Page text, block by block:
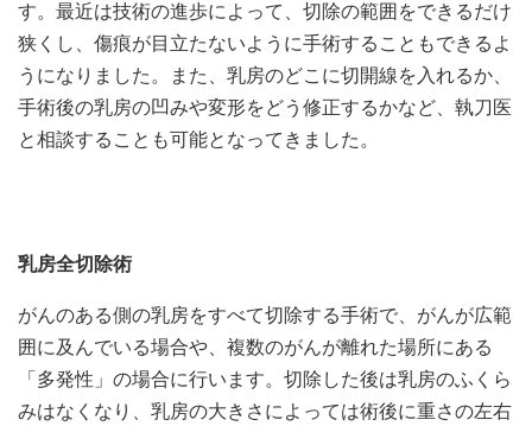
す。最近は技術の進歩によって、切除の範囲をできるだけ
狭くし、傷痕が目立たないように手術することもできるよ
うになりました。また、乳房のどこに切開線を入れるか、
手術後の乳房の凹みや変形をどう修正するかなど、執刀医
と相談することも可能となってきました。
乳房全切除術
がんのある側の乳房をすべて切除する手術で、がんが広範
囲に及んでいる場合や、複数のがんが離れた場所にある
「多発性」の場合に行います。切除した後は乳房のふくら
みはなくなり、乳房の大きさによっては術後に重さの左右